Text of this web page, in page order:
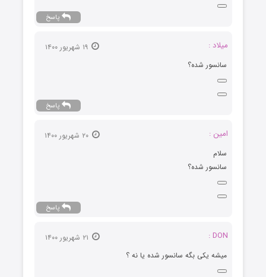
پاسخ
میلاد :
سانسور شده؟
پاسخ
امین :
سلام
سانسور شده؟
پاسخ
DON :
میشه یکی بگه سانسور شده یا نه ؟